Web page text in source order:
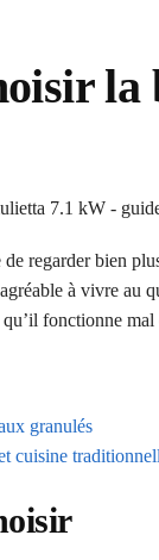
la
regarder bien
à vivre au
fonctionne mal
granulés
cuisine